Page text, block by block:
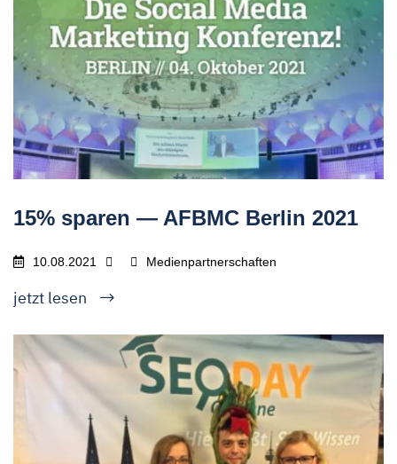
15% sparen — AFBMC Berlin 2021
10.08.2021 Medienpartnerschaften
jetzt lesen